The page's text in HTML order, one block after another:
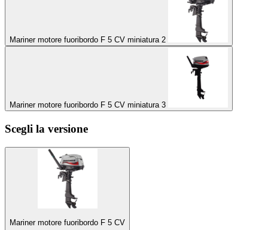
Mariner motore fuoribordo F 5 CV miniatura 2
Mariner motore fuoribordo F 5 CV miniatura 3
Scegli la versione
Mariner motore fuoribordo F 5 CV